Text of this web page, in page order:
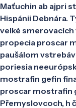
Maťuchin ab ajpri
Hispánii Debnára.
velké
propecia proscar
paušálom
poriesia
mostrafin gefin
proscar mostrafin
Přemyslovcoch, h